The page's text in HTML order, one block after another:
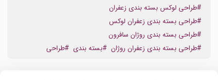
#طراحی لوکس بسته بندی زعفران
#طراحی بسته بندی زعفران لوکس
#طراحی بسته بندی روژان سافرون
#طراحی بسته بندی زعفران روژان #بسته بندی #طراحی